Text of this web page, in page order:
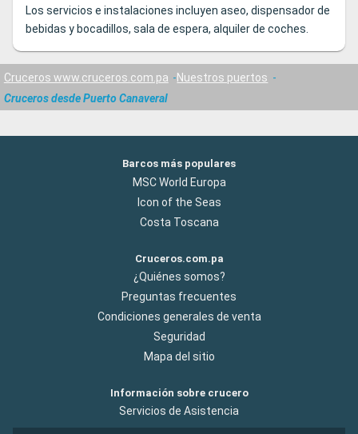
Los servicios e instalaciones incluyen aseo, dispensador de
bebidas y bocadillos, sala de espera, alquiler de coches.
Cruceros www.cruceros.com.pa
Nuestros puertos
Cruceros desde Puerto Canaveral
Barcos más populares
MSC World Europa
Icon of the Seas
Costa Toscana
Cruceros.com.pa
¿Quiénes somos?
Preguntas frecuentes
Condiciones generales de venta
Seguridad
Mapa del sitio
Información sobre crucero
Servicios de Asistencia